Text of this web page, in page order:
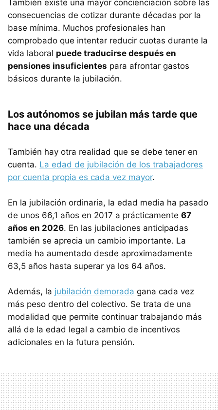
También existe una mayor concienciación sobre las
consecuencias de cotizar durante décadas por la
base mínima. Muchos profesionales han
comprobado que intentar reducir cuotas durante la
vida laboral puede traducirse después en
pensiones insuficientes para afrontar gastos
básicos durante la jubilación.
Los autónomos se jubilan más tarde que
hace una década
También hay otra realidad que se debe tener en
cuenta. La edad de jubilación de los trabajadores
por cuenta propia es cada vez mayor.
En la jubilación ordinaria, la edad media ha pasado
de unos 66,1 años en 2017 a prácticamente 67
años en 2026. En las jubilaciones anticipadas
también se aprecia un cambio importante. La
media ha aumentado desde aproximadamente
63,5 años hasta superar ya los 64 años.
Además, la jubilación demorada gana cada vez
más peso dentro del colectivo. Se trata de una
modalidad que permite continuar trabajando más
allá de la edad legal a cambio de incentivos
adicionales en la futura pensión.